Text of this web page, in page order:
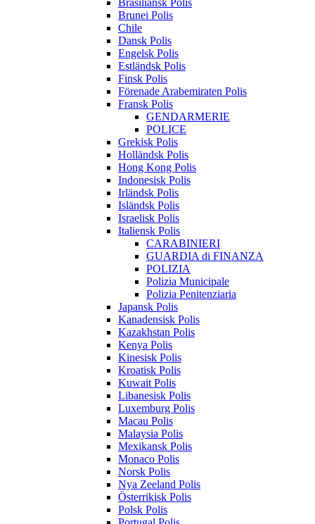
Brunei Polis
Chile
Dansk Polis
Engelsk Polis
Estländsk Polis
Finsk Polis
Förenade Arabemiraten Polis
Fransk Polis
GENDARMERIE
POLICE
Grekisk Polis
Holländsk Polis
Hong Kong Polis
Indonesisk Polis
Irländsk Polis
Isländsk Polis
Israelisk Polis
Italiensk Polis
CARABINIERI
GUARDIA di FINANZA
POLIZIA
Polizia Municipale
Polizia Penitenziaria
Japansk Polis
Kanadensisk Polis
Kazakhstan Polis
Kenya Polis
Kinesisk Polis
Kroatisk Polis
Kuwait Polis
Libanesisk Polis
Luxemburg Polis
Macau Polis
Malaysia Polis
Mexikansk Polis
Monaco Polis
Norsk Polis
Nya Zeeland Polis
Österrikisk Polis
Polsk Polis